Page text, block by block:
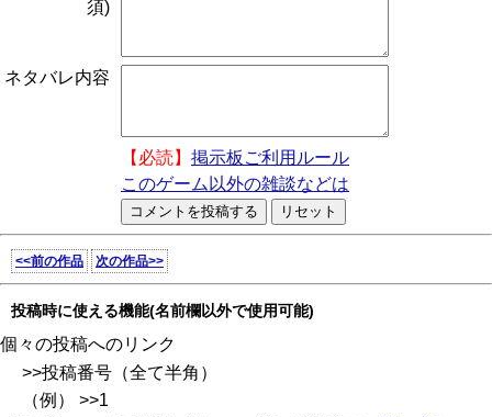
須)
ネタバレ内容
【必読】 掲示板ご利用ルール
このゲーム以外の雑談などは
<<前の作品 次の作品>>
投稿時に使える機能(名前欄以外で使用可能)
個々の投稿へのリンク
>>投稿番号（全て半角）
（例） >>1